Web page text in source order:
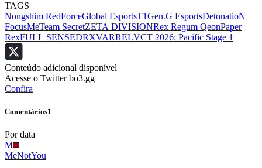
TAGS
Nongshim RedForceGlobal EsportsT1Gen.G EsportsDetonatioN
FocusMeTeam SecretZETA DIVISIONRex Regum QeonPaper
RexFULL SENSEDRXVARRELVCT 2026: Pacific Stage 1
Conteúdo adicional disponível
Acesse o Twitter bo3.gg
Confira
Comentários1
Por data
M
MeNotYou